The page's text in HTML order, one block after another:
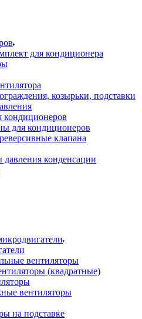
для кондиционера
козырьки, подставки
кондиционеров
для кондиционеров
клапана
давления конденсации
вентиляторы
(квадратные)
вентиляторы
на подставке